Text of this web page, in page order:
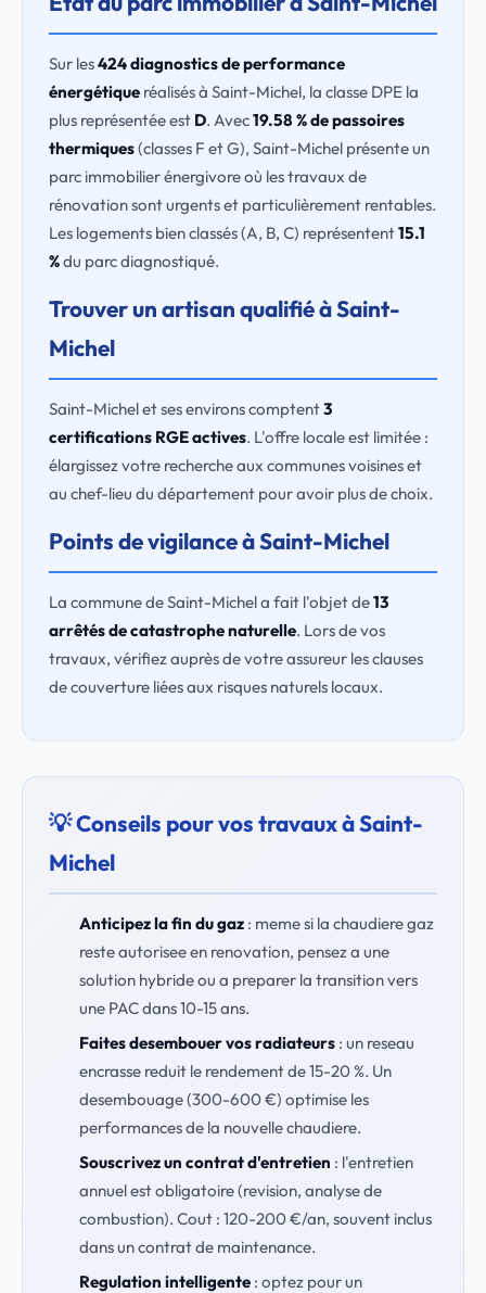
Sur les424 diagnostics de performance
énergétique réalisés à Saint-Michel, la classe DPE la
plus représentée est D. Avec19.58 % de passoires
thermiques(classes F et G), Saint-Michel présente un
parc immobilier énergivore où les travaux de
rénovation sont urgents et particulièrement rentables.
Les logements bien classés (A, B, C) représentent15.1
%du parc diagnostiqué.
Trouver un artisan qualifié à Saint-
Michel
Saint-Michel et ses environs comptent3
certifications RGE actives. L'offre locale est limitée :
élargissez votre recherche aux communes voisines et
au chef-lieu du département pour avoir plus de choix.
Points de vigilance à Saint-Michel
La commune de Saint-Michel a fait l'objet de13
arrêtés de catastrophe naturelle. Lors de vos
travaux, vérifiez auprès de votre assureur les clauses
de couverture liées aux risques naturels locaux.
💡 Conseils pour vos travaux à Saint-
Michel
Anticipez la fin du gaz: meme si la chaudiere gaz
reste autorisee en renovation, pensez a une
solution hybride ou a preparer la transition vers
une PAC dans 10-15 ans.
Faites desembouer vos radiateurs: un reseau
encrasse reduit le rendement de 15-20 %. Un
desembouage (300-600 €) optimise les
performances de la nouvelle chaudiere.
Souscrivez un contrat d'entretien : l'entretien
annuel est obligatoire (revision, analyse de
combustion). Cout : 120-200 €/an, souvent inclus
dans un contrat de maintenance.
Regulation intelligente: optez pour un